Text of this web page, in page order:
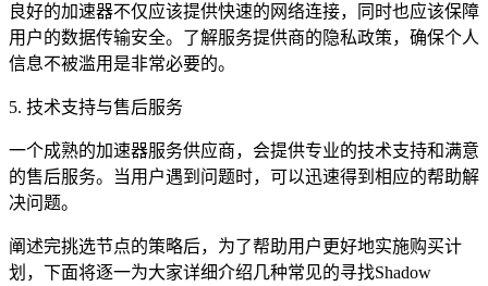
良好的加速器不仅应该提供快速的网络连接，同时也应该保障
用户的数据传输安全。了解服务提供商的隐私政策，确保个人
信息不被滥用是非常必要的。
5. 技术支持与售后服务
一个成熟的加速器服务供应商，会提供专业的技术支持和满意
的售后服务。当用户遇到问题时，可以迅速得到相应的帮助解
决问题。
阐述完挑选节点的策略后，为了帮助用户更好地实施购买计
划，下面将逐一为大家详细介绍几种常见的寻找Shadow